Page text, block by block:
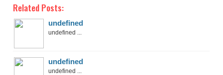
Related Posts:
undefined
undefined ...
undefined
undefined ...